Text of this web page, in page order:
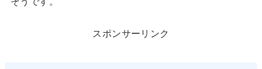
スポンサーリンク